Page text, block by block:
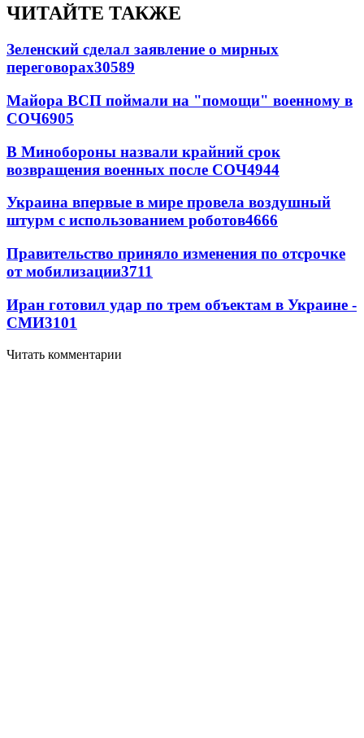
ЧИТАЙТЕ ТАКЖЕ
Зеленский сделал заявление о мирных
переговорах30589
Майора ВСП поймали на "помощи" военному в
СОЧ6905
В Минобороны назвали крайний срок
возвращения военных после СОЧ4944
Украина впервые в мире провела воздушный
штурм с использованием роботов4666
Правительство приняло изменения по отсрочке
от мобилизации3711
Иран готовил удар по трем объектам в Украине -
СМИ3101
Читать комментарии